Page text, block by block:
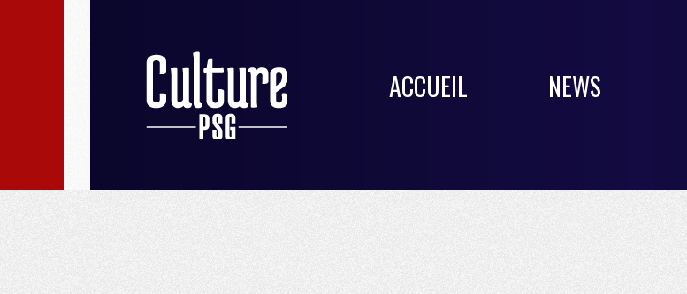
ACCUEIL NEWS